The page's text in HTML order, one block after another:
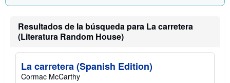
Resultados de la búsqueda para La carretera
(Literatura Random House)
La carretera (Spanish Edition)
Cormac McCarthy